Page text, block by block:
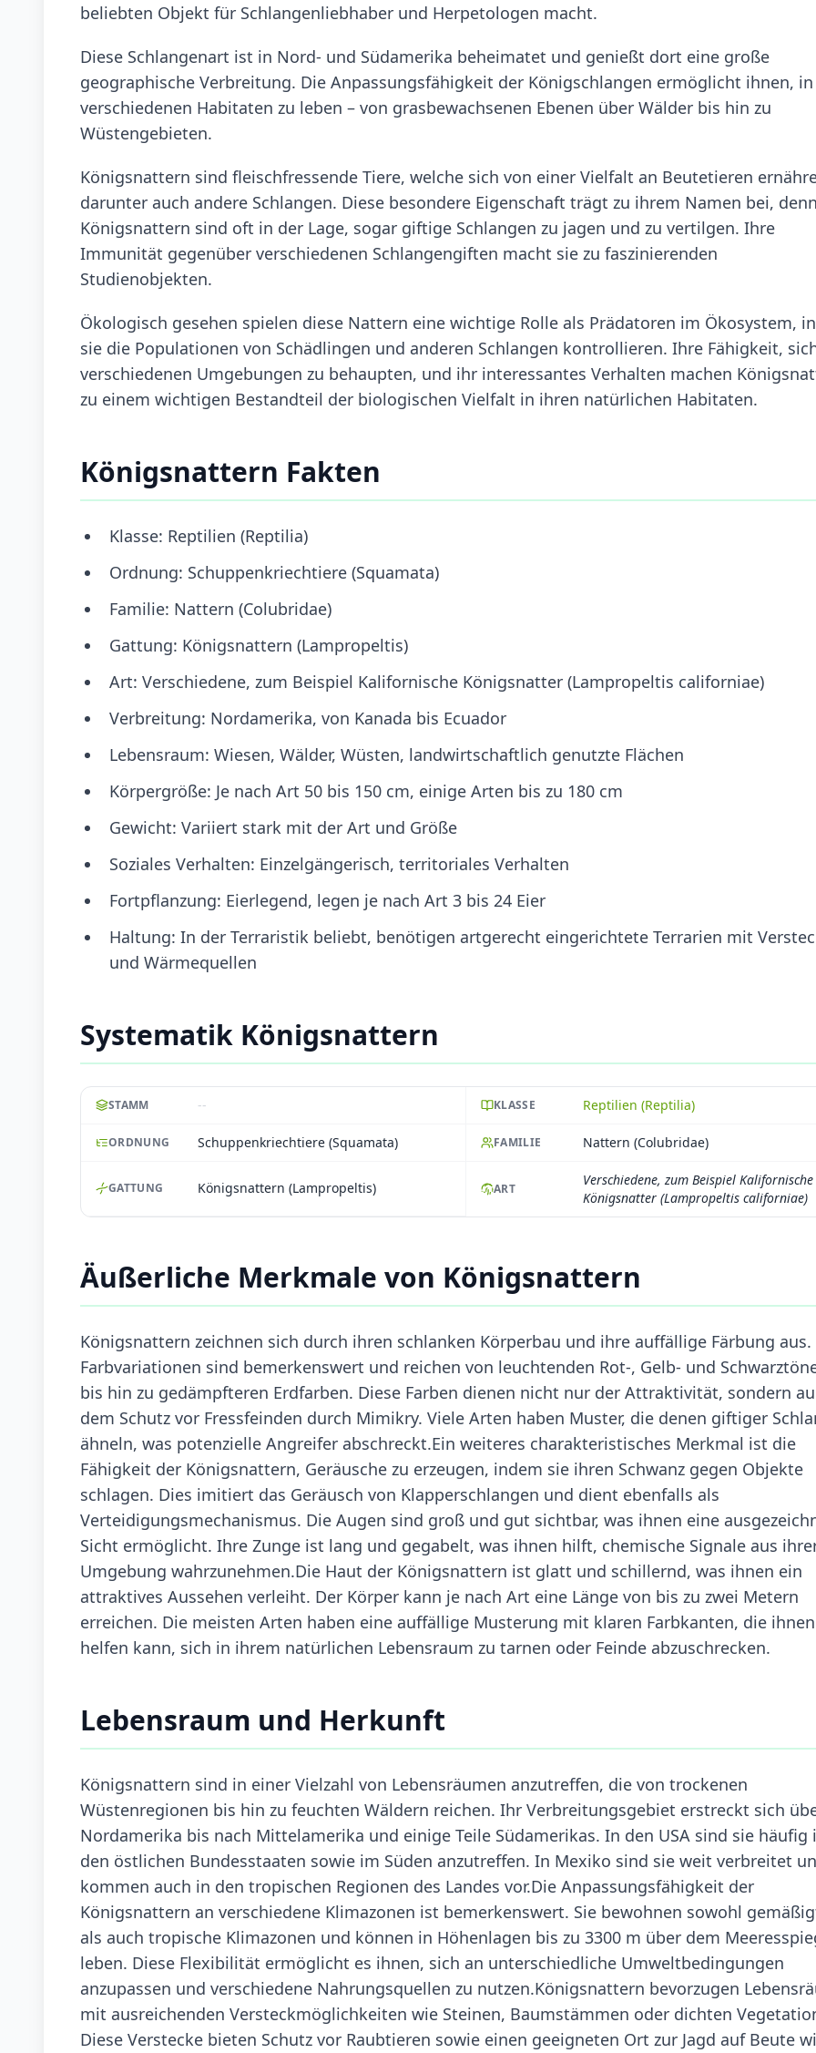
beliebten Objekt für Schlangenliebhaber und Herpetologen macht.
Diese Schlangenart ist in Nord- und Südamerika beheimatet und genießt dort eine große
geographische Verbreitung. Die Anpassungsfähigkeit der Königschlangen ermöglicht ihnen, in
verschiedenen Habitaten zu leben – von grasbewachsenen Ebenen über Wälder bis hin zu
Wüstengebieten.
Königsnattern sind fleischfressende Tiere, welche sich von einer Vielfalt an Beutetieren
darunter auch andere Schlangen. Diese besondere Eigenschaft trägt zu ihrem Namen bei,
Königsnattern sind oft in der Lage, sogar giftige Schlangen zu jagen und zu vertilgen. Ihre
Immunität gegenüber verschiedenen Schlangengiften macht sie zu faszinierenden
Studienobjekten.
Ökologisch gesehen spielen diese Nattern eine wichtige Rolle als Prädatoren im Ökosystem,
sie die Populationen von Schädlingen und anderen Schlangen kontrollieren. Ihre Fähigkeit,
verschiedenen Umgebungen zu behaupten, und ihr interessantes Verhalten machen
zu einem wichtigen Bestandteil der biologischen Vielfalt in ihren natürlichen Habitaten.
Königsnattern Fakten
Klasse: Reptilien (Reptilia)
Ordnung: Schuppenkriechtiere (Squamata)
Familie: Nattern (Colubridae)
Gattung: Königsnattern (Lampropeltis)
Art: Verschiedene, zum Beispiel Kalifornische Königsnatter (Lampropeltis californiae)
Verbreitung: Nordamerika, von Kanada bis Ecuador
Lebensraum: Wiesen, Wälder, Wüsten, landwirtschaftlich genutzte Flächen
Körpergröße: Je nach Art 50 bis 150 cm, einige Arten bis zu 180 cm
Gewicht: Variiert stark mit der Art und Größe
Soziales Verhalten: Einzelgängerisch, territoriales Verhalten
Fortpflanzung: Eierlegend, legen je nach Art 3 bis 24 Eier
Haltung: In der Terraristik beliebt, benötigen artgerecht eingerichtete Terrarien mit
und Wärmequellen
Systematik Königsnattern
STAMM -- KLASSE Reptilien (Reptilia)
ORDNUNG Schuppenkriechtiere (Squamata) FAMILIE Nattern (Colubridae)
GATTUNG Königsnattern (Lampropeltis) ART
Verschiedene, zum Beispiel Kalifornische
Königsnatter (Lampropeltis californiae)
Äußerliche Merkmale von Königsnattern
Königsnattern zeichnen sich durch ihren schlanken Körperbau und ihre auffällige Färbung aus.
Farbvariationen sind bemerkenswert und reichen von leuchtenden Rot-, Gelb- und
bis hin zu gedämpfteren Erdfarben. Diese Farben dienen nicht nur der Attraktivität, sondern
dem Schutz vor Fressfeinden durch Mimikry. Viele Arten haben Muster, die denen giftiger
ähneln, was potenzielle Angreifer abschreckt.Ein weiteres charakteristisches Merkmal ist die
Fähigkeit der Königsnattern, Geräusche zu erzeugen, indem sie ihren Schwanz gegen Objekte
schlagen. Dies imitiert das Geräusch von Klapperschlangen und dient ebenfalls als
Verteidigungsmechanismus. Die Augen sind groß und gut sichtbar, was ihnen eine
Sicht ermöglicht. Ihre Zunge ist lang und gegabelt, was ihnen hilft, chemische Signale aus
Umgebung wahrzunehmen.Die Haut der Königsnattern ist glatt und schillernd, was ihnen ein
attraktives Aussehen verleiht. Der Körper kann je nach Art eine Länge von bis zu zwei Metern
erreichen. Die meisten Arten haben eine auffällige Musterung mit klaren Farbkanten, die ihnen
helfen kann, sich in ihrem natürlichen Lebensraum zu tarnen oder Feinde abzuschrecken.
Lebensraum und Herkunft
Königsnattern sind in einer Vielzahl von Lebensräumen anzutreffen, die von trockenen
Wüstenregionen bis hin zu feuchten Wäldern reichen. Ihr Verbreitungsgebiet erstreckt sich
Nordamerika bis nach Mittelamerika und einige Teile Südamerikas. In den USA sind sie häufig
den östlichen Bundesstaaten sowie im Süden anzutreffen. In Mexiko sind sie weit verbreitet
kommen auch in den tropischen Regionen des Landes vor.Die Anpassungsfähigkeit der
Königsnattern an verschiedene Klimazonen ist bemerkenswert. Sie bewohnen sowohl
als auch tropische Klimazonen und können in Höhenlagen bis zu 3300 m über dem
leben. Diese Flexibilität ermöglicht es ihnen, sich an unterschiedliche Umweltbedingungen
anzupassen und verschiedene Nahrungsquellen zu nutzen.Königsnattern bevorzugen
mit ausreichenden Versteckmöglichkeiten wie Steinen, Baumstämmen oder dichten
Diese Verstecke bieten Schutz vor Raubtieren sowie einen geeigneten Ort zur Jagd auf Beute